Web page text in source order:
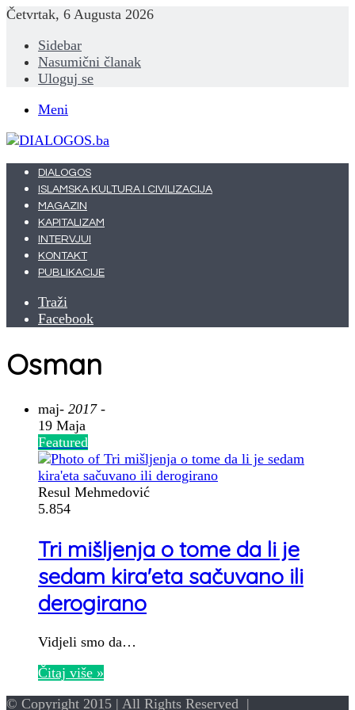
Četvrtak, 6 Augusta 2026
Sidebar
Nasumični članak
Uloguj se
Meni
DIALOGOS
ISLAMSKA KULTURA I CIVILIZACIJA
MAGAZIN
KAPITALIZAM
INTERVJUI
KONTAKT
PUBLIKACIJE
Traži
Facebook
Osman
maj- 2017 -
19 Maja
Featured
Resul Mehmedović
5.854
Tri mišljenja o tome da li je
sedam kira'eta sačuvano ili
derogirano
Vidjeli smo da…
Čitaj više »
© Copyright 2015 | All Rights Reserved |